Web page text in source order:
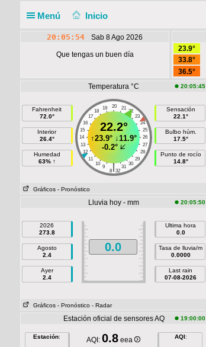
Menú Inicio
20:05:54 Sab 8 Ago 2026
Que tengas un buen día
23.9°
33.8°
36.5°
Temperatura °C 20:05:45
Fahrenheit
72.0°
Interior
26.4°
Humedad
63% ↑
20
19 21
18
22
17
23
16
24
15
25
14
26
13
27
12
28
11
29
10
30
9 31
|
8 32
22.2°
↑23.9° ↓11.9°
-0.2°
Sensación
22.1°
Bulbo húm.
17.5°
Punto de rocío
14.8°
Gráficos - Pronóstico
Lluvia hoy - mm 20:05:50
2026
273.8
Agosto
2.4
Ayer
2.4
0.0
Ultima hora
0.0
Tasa de lluvia/m
0.0000
Last rain
07-08-2026
Gráficos - Pronóstico - Radar
Estación oficial de sensores AQ 19:00:00
Estación: AQI: 0.8 eea AQI: